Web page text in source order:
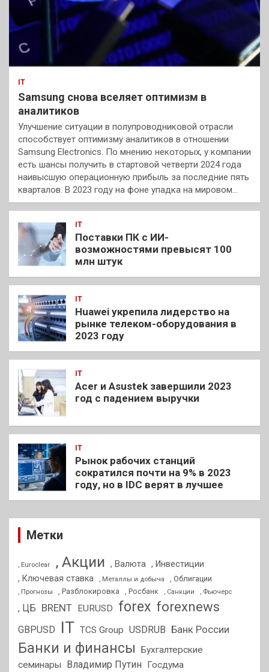
IT
Samsung снова вселяет оптимизм в
аналитиков
Улучшение ситуации в полупроводниковой отрасли
способствует оптимизму аналитиков в отношении
Samsung Electronics. По мнению некоторых, у компании
есть шансы получить в стартовой четверти 2024 года
наивысшую операционную прибыль за последние пять
кварталов. В 2023 году на фоне упадка на мировом…
IT
Поставки ПК с ИИ-
возможностями превысят 100
млн штук
IT
Huawei укрепила лидерство на
рынке телеком-оборудования в
2023 году
IT
Acer и Asustek завершили 2023
год с падением выручки
IT
Рынок рабочих станций
сократился почти на 9% в 2023
году, но в IDC верят в лучшее
Метки
, Euroclear , Акции , Валюта , Инвестиции
, Ключевая ставка
, Металлы и добыча , Облигации
, Прогнозы , Разблокировка , Росбанк , Санкции , Фьючерс
, ЦБ BRENT EURUSD forex forexnews
GBPUSD IT TCS Group USDRUB Банк России
Банки и финансы
Бухгалтерские
семинары
Владимир Путин Госдума